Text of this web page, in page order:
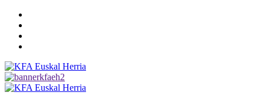
Saltar
contenido
Menú